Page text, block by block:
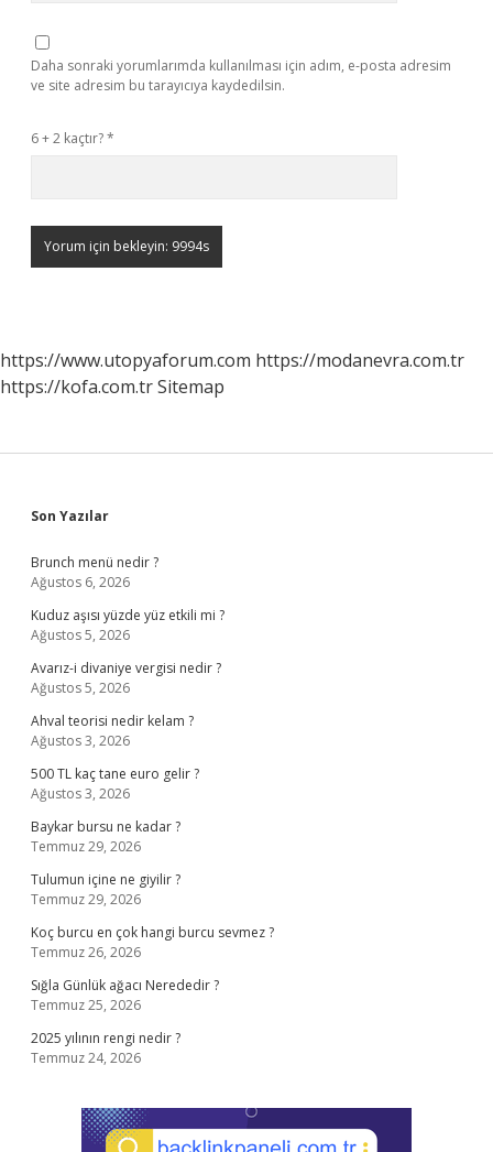
Daha sonraki yorumlarımda kullanılması için adım, e-posta adresim
ve site adresim bu tarayıcıya kaydedilsin.
6 + 2 kaçtır?*
https://www.utopyaforum.com https://modanevra.com.tr
https://kofa.com.trSitemap
Sidebar
Son Yazılar
Brunch menü nedir ?
Ağustos 6, 2026
Kuduz aşısı yüzde yüz etkili mi ?
Ağustos 5, 2026
Avarız-i divaniye vergisi nedir ?
Ağustos 5, 2026
Ahval teorisi nedir kelam ?
Ağustos 3, 2026
500 TL kaç tane euro gelir ?
Ağustos 3, 2026
Baykar bursu ne kadar ?
Temmuz 29, 2026
Tulumun içine ne giyilir ?
Temmuz 29, 2026
Koç burcu en çok hangi burcu sevmez ?
Temmuz 26, 2026
Sığla Günlük ağacı Nerededir ?
Temmuz 25, 2026
2025 yılının rengi nedir ?
Temmuz 24, 2026